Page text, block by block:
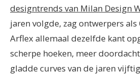
designtrends van Milan Design
jaren volgde, zag ontwerpers als
Arflex allemaal dezelfde kant
scherpe hoeken, meer
gladde curves van de jaren